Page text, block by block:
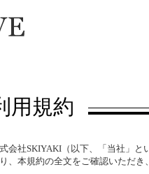
用規約
会社SKIYAKI（以下、「当社」と
、本規約の全文をご確認いただ